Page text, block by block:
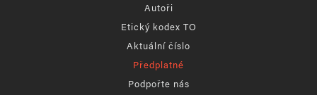
Autoři
Etický kodex TO
Aktuální číslo
Předplatné
Podpořte nás